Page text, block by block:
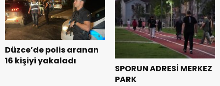
Düzce’de polis aranan
16 kişiyi yakaladı
SPORUN ADRESİ MERKEZ
PARK